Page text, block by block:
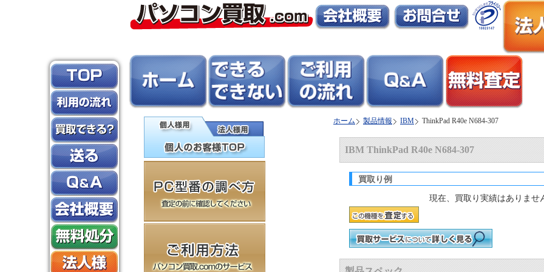
ホーム 製品情報 IBM ThinkPad R40e N684-307
IBM ThinkPad R40e N684-307
買取り例
現在、買取り実績はありませ